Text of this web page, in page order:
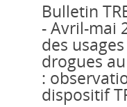
Bulletin
- Avril-mai
des
drogues
:
dispositif